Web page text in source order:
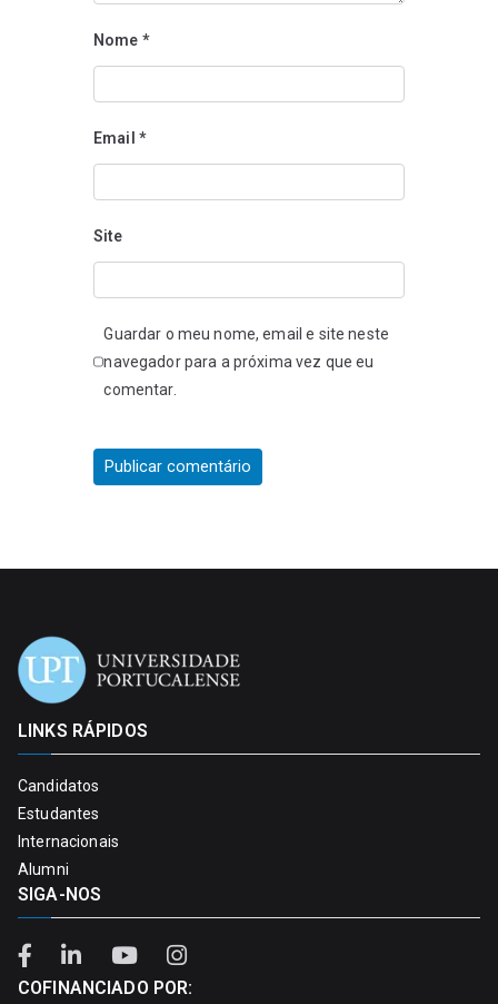
Nome *
Email *
Site
Guardar o meu nome, email e site neste
navegador para a próxima vez que eu
comentar.
LINKS RÁPIDOS
Candidatos
Estudantes
Internacionais
Alumni
SIGA-NOS
COFINANCIADO POR: